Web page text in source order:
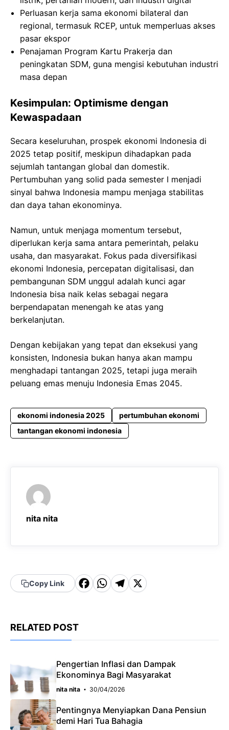
Perluasan kerja sama ekonomi bilateral dan
regional, termasuk RCEP, untuk memperluas akses
pasar ekspor
Penajaman Program Kartu Prakerja dan
peningkatan SDM, guna mengisi kebutuhan industri
masa depan
Kesimpulan: Optimisme dengan
Kewaspadaan
Secara keseluruhan, prospek ekonomi Indonesia di
2025 tetap positif, meskipun dihadapkan pada
sejumlah tantangan global dan domestik.
Pertumbuhan yang solid pada semester I menjadi
sinyal bahwa Indonesia mampu menjaga stabilitas
dan daya tahan ekonominya.
Namun, untuk menjaga momentum tersebut,
diperlukan kerja sama antara pemerintah, pelaku
usaha, dan masyarakat. Fokus pada diversifikasi
ekonomi Indonesia, percepatan digitalisasi, dan
pembangunan SDM unggul adalah kunci agar
Indonesia bisa naik kelas sebagai negara
berpendapatan menengah ke atas yang
berkelanjutan.
Dengan kebijakan yang tepat dan eksekusi yang
konsisten, Indonesia bukan hanya akan mampu
menghadapi tantangan 2025, tetapi juga meraih
peluang emas menuju Indonesia Emas 2045.
ekonomi indonesia 2025
pertumbuhan ekonomi
tantangan ekonomi indonesia
nita nita
Copy Link
F
o
o
W
A
p
p
T
a
m
X
RELATED POST
Pengertian Inflasi dan Dampak
Ekonominya Bagi Masyarakat
nita nita 30/04/2026
Pentingnya Menyiapkan Dana Pensiun
demi Hari Tua Bahagia